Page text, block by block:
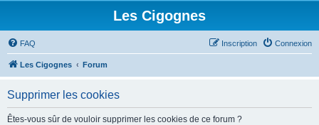
Les Cigognes
FAQ Connexion
Inscription
Les Cigognes Forum
Supprimer les cookies
Êtes-vous sûr de vouloir supprimer les cookies de ce forum ?